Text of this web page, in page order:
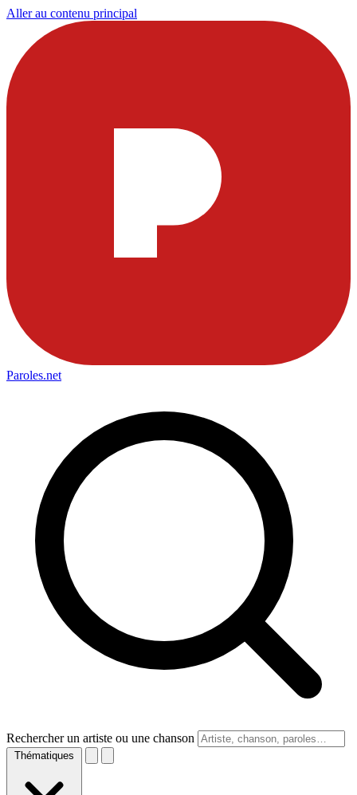
Aller au contenu principal
Paroles.net
Rechercher un artiste ou une chanson
Thématiques